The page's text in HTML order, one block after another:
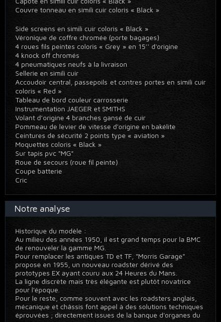
Couvre tonneau en simili cuir coloris « Black »
Side screens en simili cuir coloris « Black »
Véronique de coffre chromée (porte bagages)
4 roues fils peintes coloris « Grey » en 15’’ d'origine
4 knock off chromés
4 pneumatiques neufs à la livraison
Sellerie en simili cuir
Accoudoir central, passepoils et contres portes en simili cuir
coloris « Red »
Tableau de bord couleur carrosserie
Instrumentation JAEGER et SMITHS
Volant d’origine 4 branches gansé de cuir
Pommeau de levier de vitesse d'origine en bakélite
Ceintures de sécurité 2 points type « aviation »
Moquettes coloris « Black »
Sur tapis pvc "MG"
Roue de secours (roue fil peinte)
Coupe batterie
Cric
Notre analyse
Historique du modèle :
Au milieu des années 1950, il est grand temps pour la BMC
de renouveler la gamme MG.
Pour remplacer les antiques TD et TF, "Morris Garage"
propose en 1955, un nouveau roadster dérivé des
prototypes EX ayant couru aux 24 Heures du Mans.
La ligne discrète mais très élégante est plutôt novatrice
pour l'époque.
Pour le reste, comme souvent avec les roadsters anglais,
mécanique et châssis font appel à des solutions techniques
éprouvées ; directement issues de la banque d'organes du